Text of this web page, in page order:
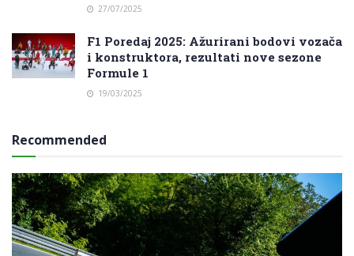
27/07/2025
F1 Poredaj 2025: Ažurirani bodovi vozača
i konstruktora, rezultati nove sezone
Formule 1
19/03/2025
Recommended